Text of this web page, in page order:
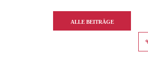
ALLE BEITRÄGE